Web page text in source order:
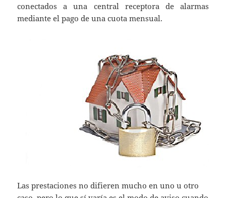
conectados a una central receptora de alarmas
mediante el pago de una cuota mensual.
Las prestaciones no difieren mucho en uno u otro